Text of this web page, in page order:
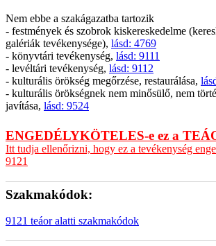
Nem ebbe a szakágazatba tartozik
- festmények és szobrok kiskereskedelme
galériák tevékenysége), lásd: 4769
- könyvtári tevékenység, lásd: 9111
- levéltári tevékenység, lásd: 9112
- kulturális örökség megőrzése, restaurálása,
- kulturális örökségnek nem minősülő, nem
javítása, lásd: 9524
ENGEDÉLYKÖTELES-e ez a
Itt tudja ellenőrizni, hogy ez a tevékenység
9121
Szakmakódok:
9121 teáor alatti szakmakódok